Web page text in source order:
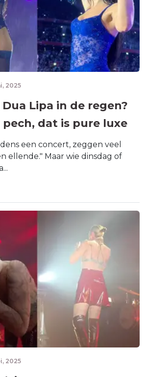
2025
Lipa in de regen?
pech, dat is pure luxe
een concert, zeggen veel
ellende." Maar wie dinsdag of
2025